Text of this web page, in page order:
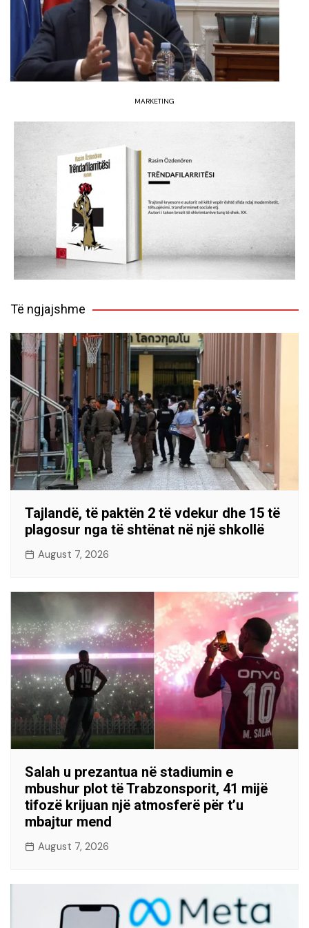
MARKETING
Të ngjajshme
Tajlandë, të paktën 2 të vdekur dhe 15 të
plagosur nga të shtënat në një shkollë
August 7, 2026
Salah u prezantua në stadiumin e
mbushur plot të Trabzonsporit, 41 mijë
tifozë krijuan një atmosferë për t’u
mbajtur mend
August 7, 2026